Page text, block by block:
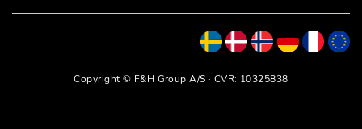
Copyright © F&H Group A/S · CVR: 10325838